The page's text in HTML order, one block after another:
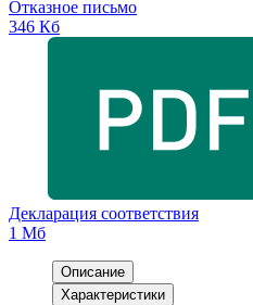
Отказное письмо
346 Кб
Декларация соответствия
1 Мб
Описание
Характеристики